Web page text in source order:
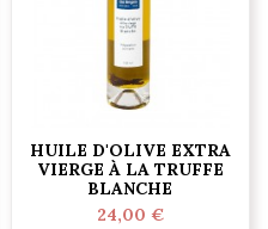
HUILE D'OLIVE EXTRA
VIERGE À LA TRUFFE
BLANCHE
24,00 €